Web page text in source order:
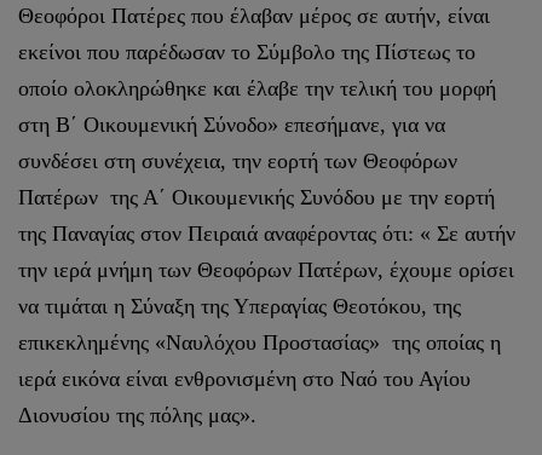
Θεοφόροι Πατέρες που έλαβαν μέρος σε αυτήν, είναι
εκείνοι που παρέδωσαν το Σύμβολο της Πίστεως το
οποίο ολοκληρώθηκε και έλαβε την τελική του μορφή
στη Β΄ Οικουμενική Σύνοδο» επεσήμανε, για να
συνδέσει στη συνέχεια, την εορτή των Θεοφόρων
Πατέρων της Α΄ Οικουμενικής Συνόδου με την εορτή
της Παναγίας στον Πειραιά αναφέροντας ότι: « Σε αυτήν
την ιερά μνήμη των Θεοφόρων Πατέρων, έχουμε ορίσει
να τιμάται η Σύναξη της Υπεραγίας Θεοτόκου, της
επικεκλημένης «Ναυλόχου Προστασίας» της οποίας η
ιερά εικόνα είναι ενθρονισμένη στο Ναό του Αγίου
Διονυσίου της πόλης μας».